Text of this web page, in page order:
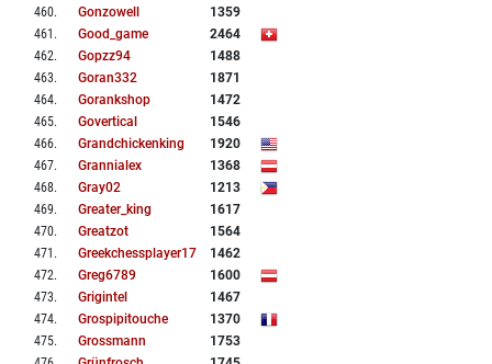
460. Gonzowell
1359
461 . Good_game
2464
462. Gopzz94
1488
463. Goran332
1871
464. Gorankshop
1472
465. Govertical
1546
466. Grandchickenking
1920
467. Grannialex
1368
468. Gray02
1213
469. Greater_king
1617
470. Greatzot
1564
471 . Greekchessplayer17
1462
472. Greg6789
1600
473. Grigintel
1467
474. Grospipitouche
1370
475. Grossmann
1753